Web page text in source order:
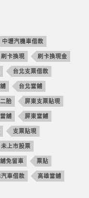
中壢汽機車借款
刷卡換現 刷卡換現金
台北支票借款
台北當鋪
胎 屏東支票貼現
舖 屏東當鋪
支票貼現
未上市股票
免留車 票貼
車借款 高雄當舖